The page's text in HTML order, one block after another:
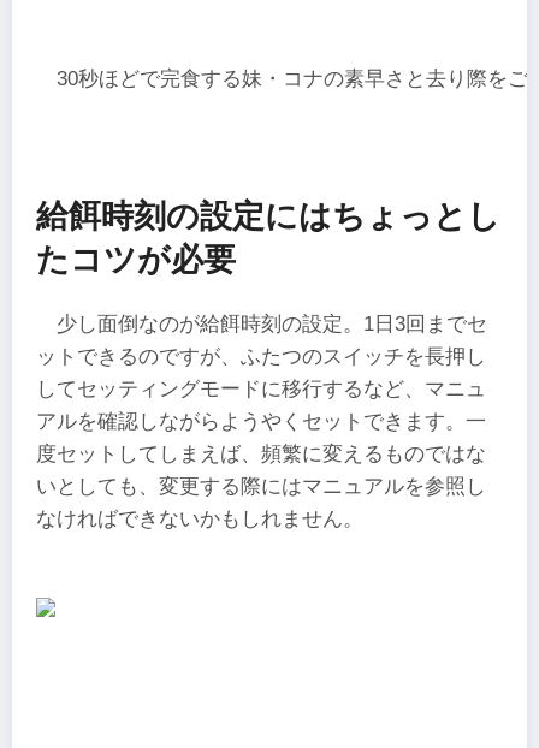
30秒ほどで完食する妹・コナの素早さと去り際をご
給餌時刻の設定にはちょっとし
たコツが必要
少し面倒なのが給餌時刻の設定。1日3回までセ
ットできるのですが、ふたつのスイッチを長押し
してセッティングモードに移行するなど、マニュ
アルを確認しながらようやくセットできます。一
度セットしてしまえば、頻繁に変えるものではな
いとしても、変更する際にはマニュアルを参照し
なければできないかもしれません。